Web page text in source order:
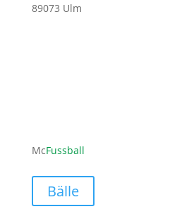
89073 Ulm
McFussball
Bälle